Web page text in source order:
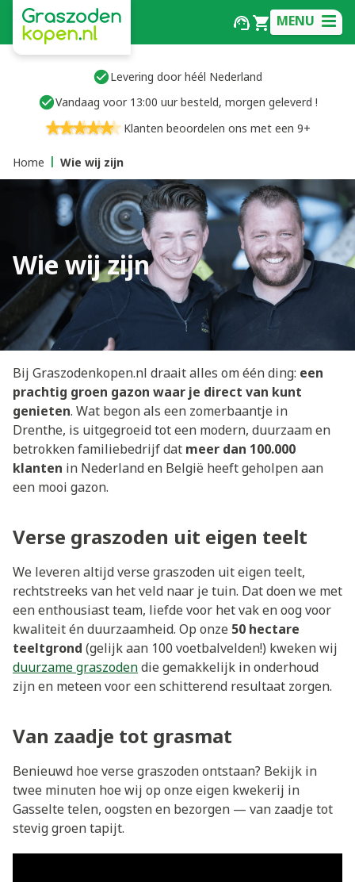
MENU
Levering door héél Nederland
Vandaag voor 13:00 uur besteld, morgen geleverd !
Klanten beoordelen ons met een 9+
Home Wie wij zijn
Wie wij zijn
Bij Graszodenkopen.nl draait alles om één ding: een
prachtig groen gazon waar je direct van kunt
genieten. Wat begon als een zomerbaantje in
Drenthe, is uitgegroeid tot een modern, duurzaam en
betrokken familiebedrijf dat meer dan 100.000
klanten in Nederland en België heeft geholpen aan
een mooi gazon.
Verse graszoden uit eigen teelt
We leveren altijd verse graszoden uit eigen teelt,
rechtstreeks van het veld naar je tuin. Dat doen we met
een enthousiast team, liefde voor het vak en oog voor
kwaliteit én duurzaamheid. Op onze 50 hectare
teeltgrond (gelijk aan 100 voetbalvelden!) kweken wij
duurzame graszodendie gemakkelijk in onderhoud
zijn en meteen voor een schitterend resultaat zorgen.
Van zaadje tot grasmat
Benieuwd hoe verse graszoden ontstaan? Bekijk in
twee minuten hoe wij op onze eigen kwekerij in
Gasselte telen, oogsten en bezorgen — van zaadje tot
stevig groen tapijt.